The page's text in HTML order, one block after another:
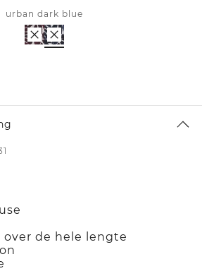
urban dark blue
de hele lengte